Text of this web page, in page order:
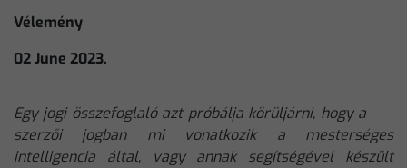
Vélemény
02 June 2023.
Egy jogi összefoglaló azt próbálja körüljárni, hogy a
szerzői jogban mi vonatkozik a mesterséges
intelligencia által, vagy annak segítségével készült